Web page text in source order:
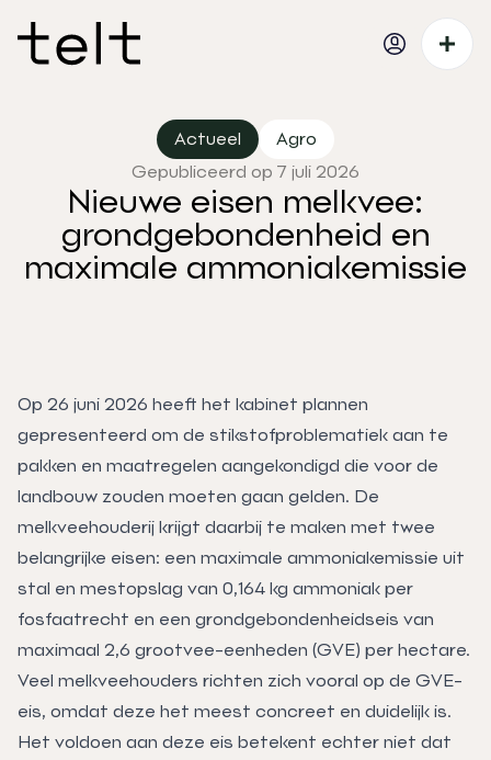
Actueel
Agro
Gepubliceerd op 7 juli 2026
Nieuwe eisen melkvee:
grondgebondenheid en
maximale ammoniakemissie
Op 26 juni 2026 heeft het kabinet plannen
gepresenteerd om de stikstofproblematiek aan te
pakken en maatregelen aangekondigd die voor de
landbouw zouden moeten gaan gelden. De
melkveehouderij krijgt daarbij te maken met twee
belangrijke eisen: een maximale ammoniakemissie uit
stal en mestopslag van 0,164 kg ammoniak per
fosfaatrecht en een grondgebondenheidseis van
maximaal 2,6 grootvee-eenheden (GVE) per hectare.
Veel melkveehouders richten zich vooral op de GVE-
eis, omdat deze het meest concreet en duidelijk is.
Het voldoen aan deze eis betekent echter niet dat